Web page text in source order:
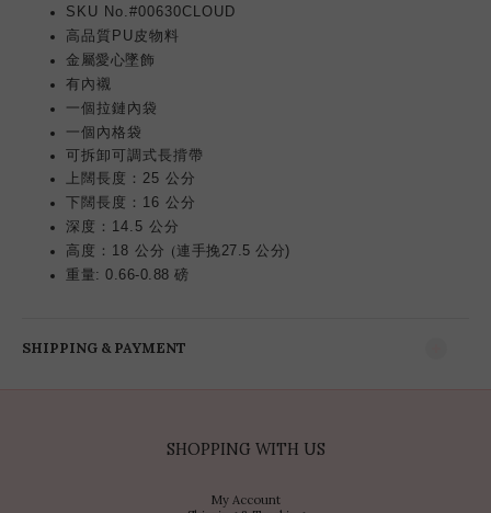
SKU No.#00630CLOUD
高品質PU皮物料
金屬愛心墜飾
有內襯
一個拉鏈內袋
一個內格袋
可拆卸可調式長揹帶
上闊長度：25 公分
下闊長度：16 公分
深度：14.5 公分
高度：18 公分 (連手挽27.5 公分)
重量: 0.66-0.88 磅
SHIPPING & PAYMENT
SHOPPING WITH US
My Account